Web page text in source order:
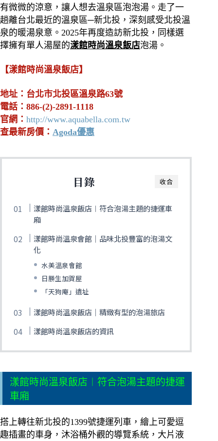
有微微的涼意，讓人想去溫泉區泡泡湯。 走了一
趟離台北最近的溫泉區─新北投，深刻感受北投溫
泉的暖湯泉意。2025年再度造訪新北投，同樣選
擇擁有單人湯屋的漾館時尚溫泉飯店泡湯。
【漾館時尚溫泉飯店】
地址：台北市北投區溫泉路63號
電話：886-(2)-2891-1118
官網： http://www.aquabella.com.tw
查最新房價： Agoda優惠
收合
目錄
漾館時尚溫泉飯店︱符合泡湯主題的捷運車
廂
漾館時尚溫泉會館│品味北投豐富的泡湯文
化
水美溫泉會館
日勝生加賀屋
「天狗庵」遺址
漾館時尚溫泉飯店│精緻有型的泡湯旅店
漾館時尚溫泉飯店的資訊
漾館時尚溫泉飯店︱符合泡湯主題的捷運
車廂
搭上轉往新北投的1399號捷運列車，繪上可愛逗
趣插畫的車身，沐浴桶外觀的導覽系統，大片液